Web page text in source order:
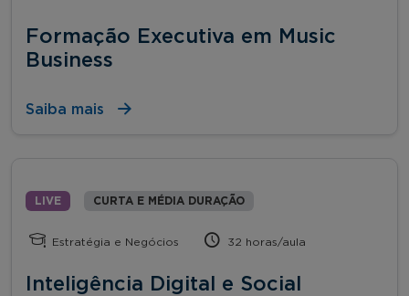
Formação Executiva em Music
Business
Saiba mais
LIVE CURTA E MÉDIA DURAÇÃO
Estratégia e Negócios 32 horas/aula
Inteligência Digital e Social